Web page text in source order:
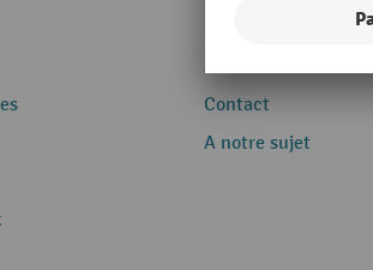
Service & aide
Contact
A notre sujet